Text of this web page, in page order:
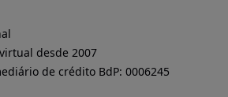
desde 2007
de crédito BdP: 0006245